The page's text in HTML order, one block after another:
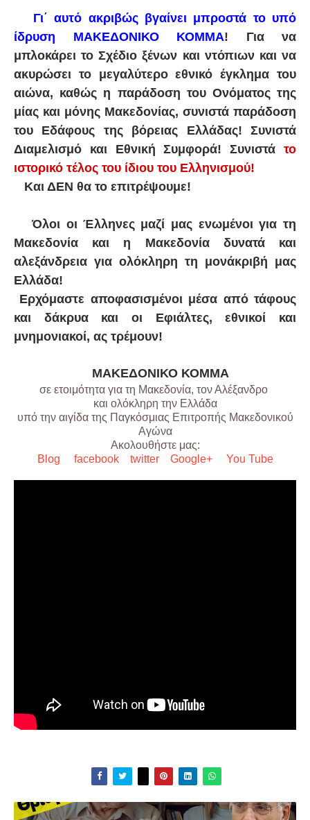
Γι΄ αυτό ακριβώς βγαίνει μπροστά το υπό
ίδρυση ΜΑΚΕΔΟΝΙΚΟ ΚΟΜΜΑ! Για να
μπλοκάρει το Σχέδιο ξένων και ντόπιων και να
ακυρώσει το μεγαλύτερο εθνικό έγκλημα του
αιώνα, καθώς η παράδοση του Ονόματος της
μίας και μόνης Μακεδονίας, συνιστά παράδοση
του Εδάφους της βόρειας Ελλάδας! Συνιστά
Διαμελισμό και Εθνική Συμφορά! Συνιστά το
ιστορικό τέλος του ίδιου του Ελληνισμού!
Και ΔΕΝ θα το επιτρέψουμε!
Όλοι οι Έλληνες μαζί μας ενωμένοι για τη
Μακεδονία και η Μακεδονία δυνατά και
αλεξάνδρεια για ολόκληρη τη μονάκριβή μας
Ελλάδα!
Ερχόμαστε αποφασισμένοι μέσα από τάφους
και δάκρυα και οι Εφιάλτες, εθνικοί και
μνημονιακοί, ας τρέμουν!
ΜΑΚΕΔΟΝΙΚΟ ΚΟΜΜΑ
σε ετοιμότητα για τη Μακεδονία, τον Αλέξανδρο
και ολόκληρη την Ελλάδα
υπό την αιγίδα της Παγκόσμιας Επιτροπής Μακεδονικού
Αγώνα
Ακολουθήστε μας:
Blog
facebook twitter Google+ You Tube